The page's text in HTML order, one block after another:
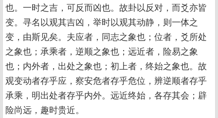
也。一时之吉，可反而凶也。故卦以反对，而爻亦皆
变。寻名以观其吉凶，举时以观其动静，则一体之
变，由斯见矣。夫应者，同志之象也；位者，爻所处
之象也；承乘者，逆顺之象也；远近者，险易之象
也；内外者，出处之象也；初上者，终始之象也。故
观变动者存乎应，察安危者存乎危位，辨逆顺者存乎
承乘，明出处者存乎内外。远近终始，各存其会；辟
险尚远，趣时贵近。